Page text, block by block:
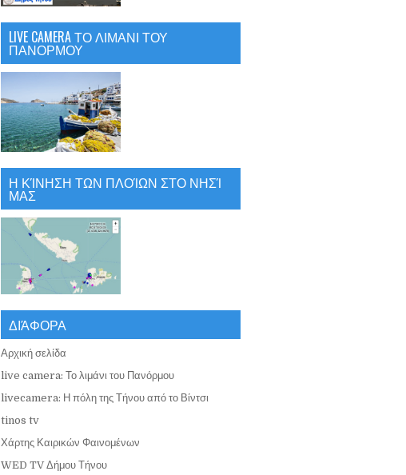
LIVE CAMERA ΤΟ ΛΙΜΑΝΙ ΤΟΥ
ΠΑΝΟΡΜΟΥ
Η ΚΊΝΗΣΗ ΤΩΝ ΠΛΟΊΩΝ ΣΤΟ ΝΗΣΊ
ΜΑΣ
ΔΙΆΦΟΡΑ
Αρχική σελίδα
live camera: Το λιμάνι του Πανόρμου
livecamera: Η πόλη της Τήνου από το Βίντσι
tinos tv
Χάρτης Καιρικών Φαινομένων
WED TV Δήμου Τήνου